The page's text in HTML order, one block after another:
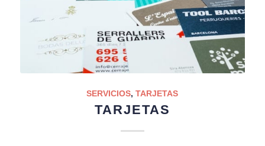
SERVICIOS,TARJETAS
TARJETAS